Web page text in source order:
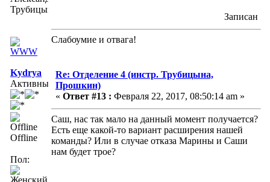
Трубицына
Записан
Слабоумие и отвага!
Kydrya
Активный
Offline
Пол:
Re: Отделение 4 (инстр. Трубицына,
Прошкин)
« Ответ #13 : Февраля 22, 2017, 08:50:14 am »
Саш, нас так мало на данный момент получается?
Есть еще какой-то вариант расширения нашей
команды? Или в случае отказа Марины и Саши
нам будет трое?